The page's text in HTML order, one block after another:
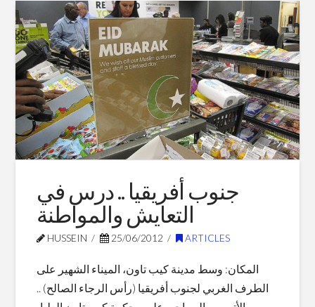
الخلافة
الكونفدرالية11.20.2012
جنوب أفريقيا .. درس في
التعايش والمواطنة
HUSSEIN 25/06/2012 ARTICLES
المكان: وسط مدينة كيب تاون، الميناء الشهير على
الطرف الغربي لجنوب أفريقيا (رأس الرجاء الصالح) ..